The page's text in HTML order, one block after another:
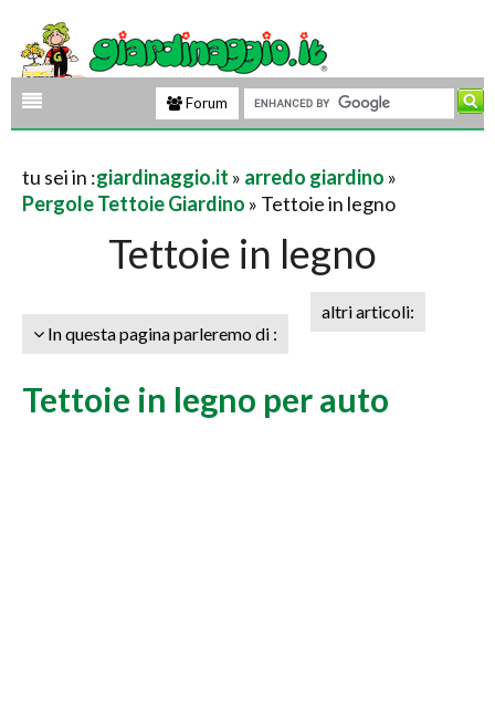
Forum
tu sei in :giardinaggio.it » arredo giardino »
Pergole Tettoie Giardino » Tettoie in legno
Tettoie in legno
In questa pagina parleremo di :
altri articoli:
Tettoie in legno per auto